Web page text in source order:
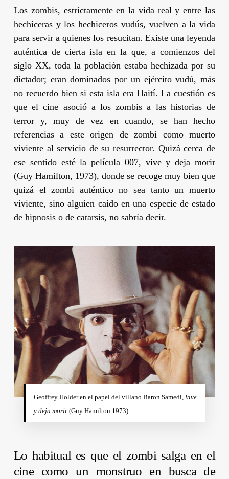
Los zombis, estrictamente en la vida real y entre las
hechiceras y los hechiceros vudús, vuelven a la vida
para servir a quienes los resucitan. Existe una leyenda
auténtica de cierta isla en la que, a comienzos del
siglo XX, toda la población estaba hechizada por su
dictador; eran dominados por un ejército vudú, más
no recuerdo bien si esta isla era Haití. La cuestión es
que el cine asoció a los zombis a las historias de
terror y, muy de vez en cuando, se han hecho
referencias a este origen de zombi como muerto
viviente al servicio de su resurrector. Quizá cerca de
ese sentido esté la película 007, vive y deja morir
(Guy Hamilton, 1973), donde se recoge muy bien que
quizá el zombi auténtico no sea tanto un muerto
viviente, sino alguien caído en una especie de estado
de hipnosis o de catarsis, no sabría decir.
Geoffrey Holderen el papel del villano Baron Samedi, Vive
y deja morir(Guy Hamilton 1973).
Lo habitual es que el zombi salga en el
cine como un monstruo en busca de